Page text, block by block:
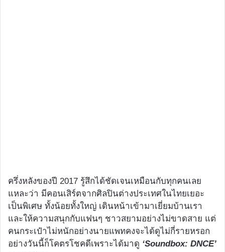
ครึ่งหลังของปี 2017 รู้สึกได้ชัดเจนเหมือนกับทุกคนเลย
แหละว่า มีคอนเสิร์ตจากศิลปินต่างประเทศในไทยเยอะ
เป็นพิเศษ ทั้งน้อยทั้งใหญ่ เดินหน้าเข้ามาเยี่ยมบ้านเรา
และให้ความสนุกกับแฟนๆ ชาวสยามอย่างไม่ขาดสาย แต่
คนกระเป๋าไม่หนักอย่างนายแพทคงจะได้ดูไม่กี่รายหรอก
อย่างวันนี้ก็โคตรโชคดีเพราะได้มาดู ‘Soundbox: DNCE’